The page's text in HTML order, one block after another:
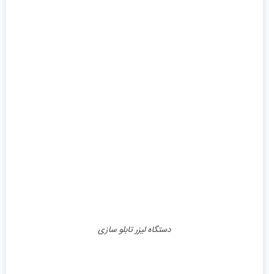
دستگاه لیزر تابلو سازی